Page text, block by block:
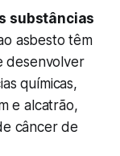
substâncias
asbesto têm
desenvolver
químicas,
e alcatrão,
câncer de